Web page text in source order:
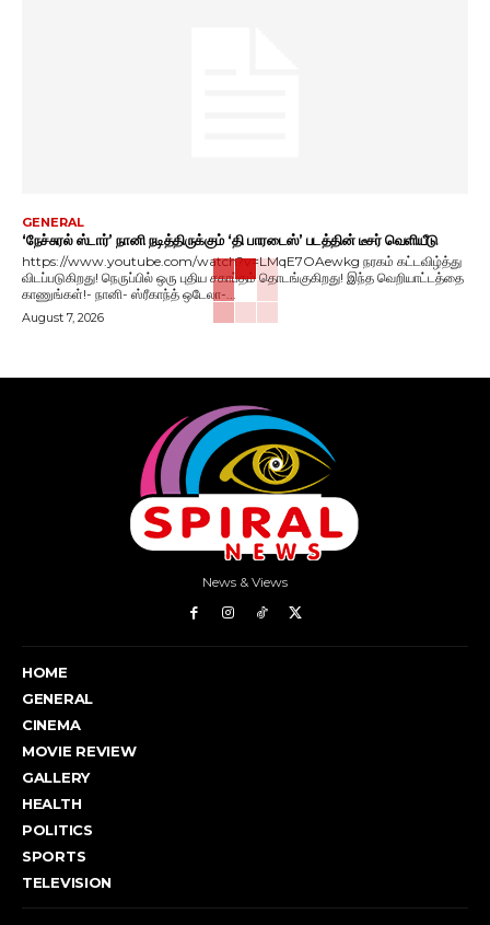
GENERAL
‘நேச்சுரல் ஸ்டார்’ நானி நடித்திருக்கும் ‘தி பாரடைஸ்’ படத்தின் டீசர் வெளியீடு
https://www.youtube.com/watch?v=LMqE7OAewkg நரகம் கட்டவிழ்த்து
விடப்படுகிறது! நெருப்பில் ஒரு புதிய சகாப்தம் தொடங்குகிறது! இந்த வெறியாட்டத்தை
காணுங்கள்!- நானி- ஸ்ரீகாந்த் ஒடேலா-...
August 7, 2026
News & Views
HOME
GENERAL
CINEMA
MOVIE REVIEW
GALLERY
HEALTH
POLITICS
SPORTS
TELEVISION